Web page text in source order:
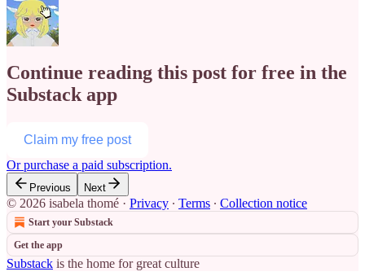
Continue reading this post for free in the
Substack app
Claim my free post
Or purchase a paid subscription.
Previous Next
© 2026 isabela thomé · Privacy ∙ Terms ∙ Collection notice
Start your Substack
Get the app
Substack is the home for great culture